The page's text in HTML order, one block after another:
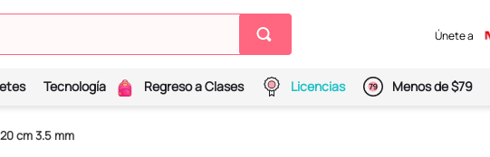
Únete a
Tecnología Regreso a Clases Licencias Menos de $79
cm 3.5 mm